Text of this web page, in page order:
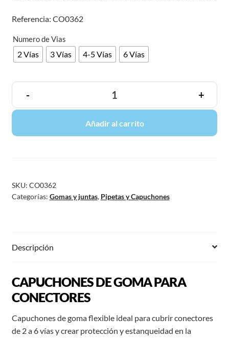
Referencia: CO0362
Numero de Vias
2 Vías 3 Vías 4-5 Vías 6 Vías
- +
Añadir al carrito
SKU: CO0362
Categorías: Gomas y juntas, Pipetas y Capuchones
Descripción
CAPUCHONES DE GOMA PARA
CONECTORES
Capuchones de goma flexible ideal para cubrir conectores
de 2 a 6 vías y crear protección y estanqueidad en la